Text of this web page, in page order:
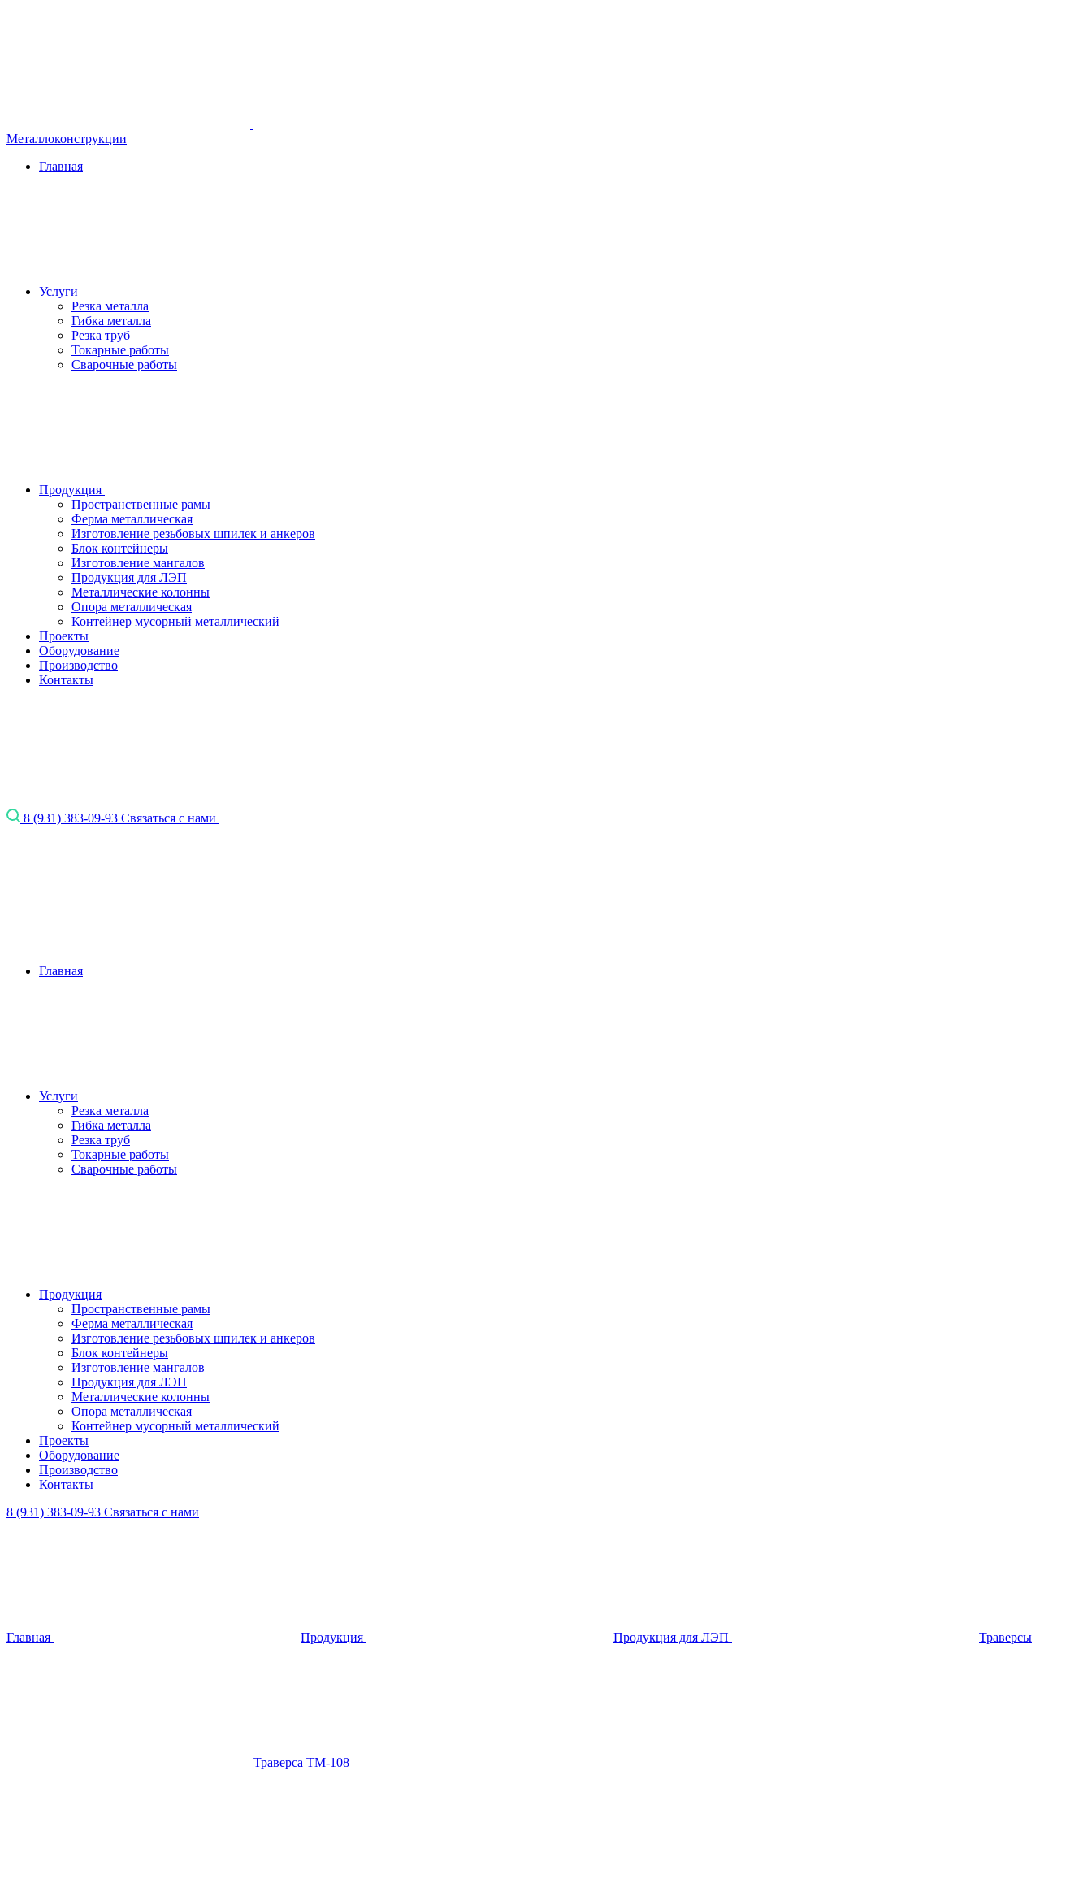
Металлоконструкции
Главная
Услуги
Резка металла
Гибка металла
Резка труб
Токарные работы
Сварочные работы
Продукция
Пространственные рамы
Ферма металлическая
Изготовление резьбовых шпилек и анкеров
Блок контейнеры
Изготовление мангалов
Продукция для ЛЭП
Металлические колонны
Опора металлическая
Контейнер мусорный металлический
Проекты
Оборудование
Производство
Контакты
8 (931) 383-09-93 Связаться с нами
Главная
Услуги
Резка металла
Гибка металла
Резка труб
Токарные работы
Сварочные работы
Продукция
Пространственные рамы
Ферма металлическая
Изготовление резьбовых шпилек и анкеров
Блок контейнеры
Изготовление мангалов
Продукция для ЛЭП
Металлические колонны
Опора металлическая
Контейнер мусорный металлический
Проекты
Оборудование
Производство
Контакты
8 (931) 383-09-93 Связаться с нами
Главная Продукция Продукция для ЛЭП Траверсы
Траверса ТМ-108